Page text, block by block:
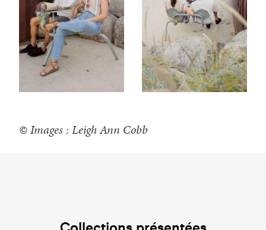
© Images : Leigh Ann Cobb